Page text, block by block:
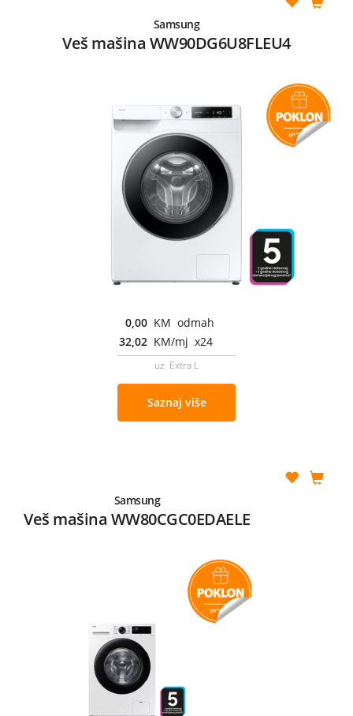
Samsung
Veš mašina WW90DG6U8FLEU4
0,00 KM odmah
32,02 KM/mj x24
uz Extra L
Saznaj više
Samsung
Veš mašina WW80CGC0EDAELE